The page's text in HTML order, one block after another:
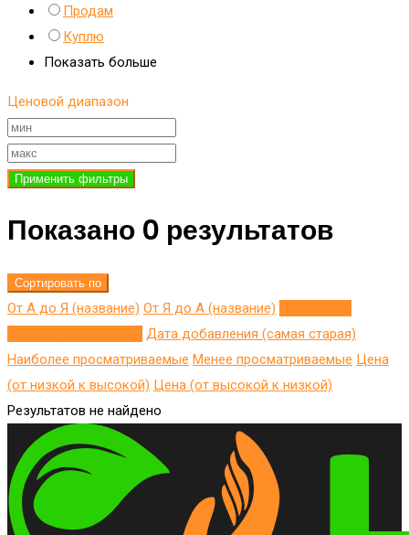
Продам
Куплю
Показать больше
Ценовой диапазон
Применить фильтры
Показано 0 результатов
Сортировать по
От А до Я (название) От Я до A (название)
Дата добавления (самая старая)
Наиболее просматриваемые Менее просматриваемые Цена
(от низкой к высокой) Цена (от высокой к низкой)
Результатов не найдено